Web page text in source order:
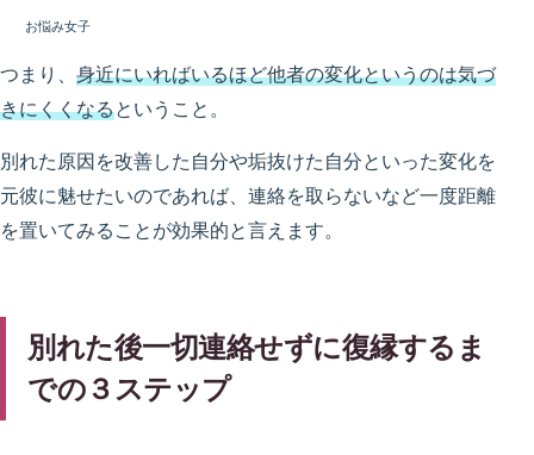
お悩み女子
つまり、 身近にいればいるほど他者の変化というのは気づ
きにくくなるということ。
別れた原因を改善した自分や垢抜けた自分といった変化を
元彼に魅せたいのであれば、連絡を取らないなど一度距離
を置いてみることが効果的と言えます。
別れた後一切連絡せずに復縁するま
での３ステップ